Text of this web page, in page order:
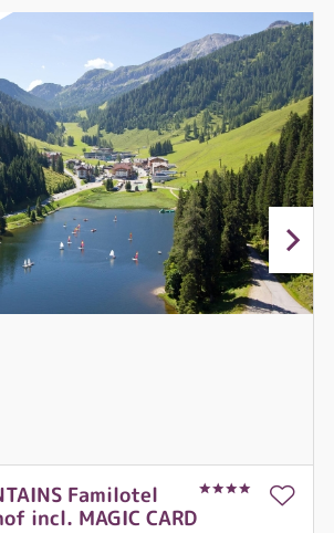
Familotel
Zauchenseehof incl. MAGIC CARD